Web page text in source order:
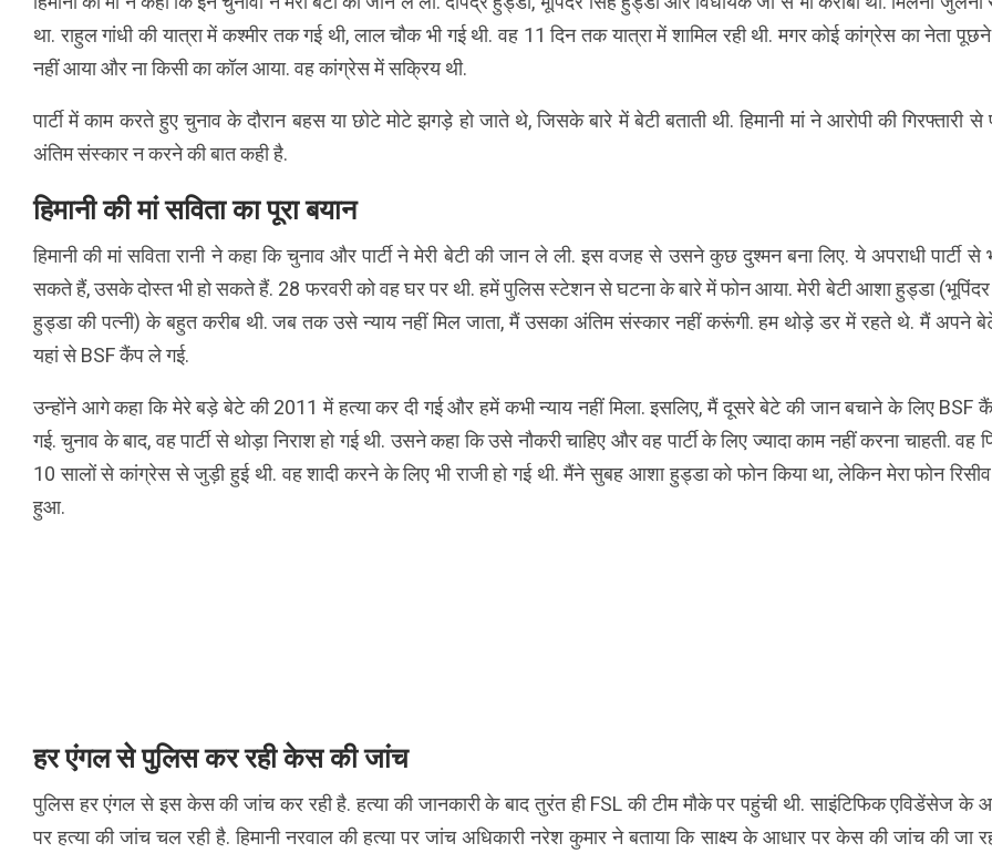
था. राहुल गांधी की यात्रा में कश्मीर तक गई थी, लाल चौक भी गई थी. वह 11 दिन तक यात्रा में शामिल रही थी. मगर कोई कांग्रेस का नेता
नहीं आया और ना किसी का कॉल आया. वह कांग्रेस में सक्रिय थी.
पार्टी में काम करते हुए चुनाव के दौरान बहस या छोटे मोटे झगड़े हो जाते थे, जिसके बारे में बेटी बताती थी. हिमानी मां ने आरोपी की गिरफ्तारी
अंतिम संस्कार न करने की बात कही है.
हिमानी की मां सविता का पूरा बयान
हिमानी की मां सविता रानी ने कहा कि चुनाव और पार्टी ने मेरी बेटी की जान ले ली. इस वजह से उसने कुछ दुश्मन बना लिए. ये अपराधी पार्टी से
सकते हैं, उसके दोस्त भी हो सकते हैं. 28 फरवरी को वह घर पर थी. हमें पुलिस स्टेशन से घटना के बारे में फोन आया. मेरी बेटी आशा हुड्डा (भूपिंदर
हुड्डा की पत्नी) के बहुत करीब थी. जब तक उसे न्याय नहीं मिल जाता, मैं उसका अंतिम संस्कार नहीं करूंगी. हम थोड़े डर में रहते थे. मैं अपने
यहां से BSF कैंप ले गई.
उन्होंने आगे कहा कि मेरे बड़े बेटे की 2011 में हत्या कर दी गई और हमें कभी न्याय नहीं मिला. इसलिए, मैं दूसरे बेटे की जान बचाने के लिए BSF
गई. चुनाव के बाद, वह पार्टी से थोड़ा निराश हो गई थी. उसने कहा कि उसे नौकरी चाहिए और वह पार्टी के लिए ज्यादा काम नहीं करना चाहती. वह
10 सालों से कांग्रेस से जुड़ी हुई थी. वह शादी करने के लिए भी राजी हो गई थी. मैंने सुबह आशा हुड्डा को फोन किया था, लेकिन मेरा फोन
हुआ.
हर एंगल से पुलिस कर रही केस की जांच
पुलिस हर एंगल से इस केस की जांच कर रही है. हत्या की जानकारी के बाद तुरंत ही FSL की टीम मौके पर पहुंची थी. साइंटिफिक एविडेंसेज के
पर हत्या की जांच चल रही है. हिमानी नरवाल की हत्या पर जांच अधिकारी नरेश कुमार ने बताया कि साक्ष्य के आधार पर केस की जांच की जा